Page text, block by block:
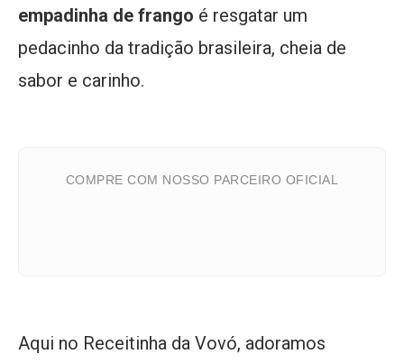
empadinha de frango é resgatar um
pedacinho da tradição brasileira, cheia de
sabor e carinho.
COMPRE COM NOSSO PARCEIRO OFICIAL
Aqui no Receitinha da Vovó, adoramos